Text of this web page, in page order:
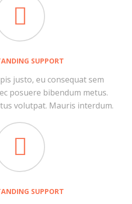
SUPPORT
justo, eu consequat sem
posuere bibendum metus.
volutpat. Mauris interdum.
SUPPORT